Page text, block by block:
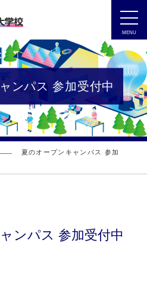
MENU
ンパス 参加受付中
夏のオープンキャンパス 参加
ンパス 参加受付中